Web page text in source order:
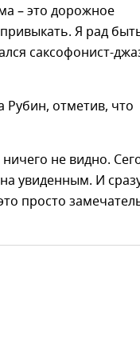
– это дорожное
Я рад
саксофонист-
Рубин, отметив, что
не видно.
увиденным. И
просто